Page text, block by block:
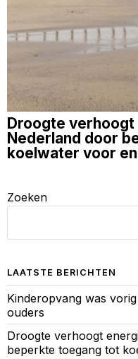
Droogte
Nederland door
koelwater voor
Zoeken
LAATSTE BERICHTEN
Kinderopvang was
ouders
Droogte verhoogt
beperkte toegang tot